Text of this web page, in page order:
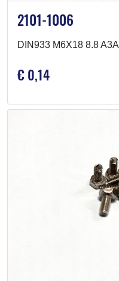
2101-1006
DIN933 M6X18 8.8 A3A
€ 0,14